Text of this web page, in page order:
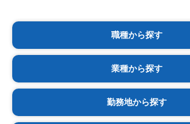
職種から探す
業種から探す
勤務地から探す